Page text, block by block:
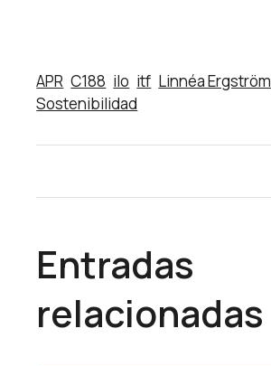
APR C188 ilo itf Linnéa Ergström
Sostenibilidad
Entradas
relacionadas